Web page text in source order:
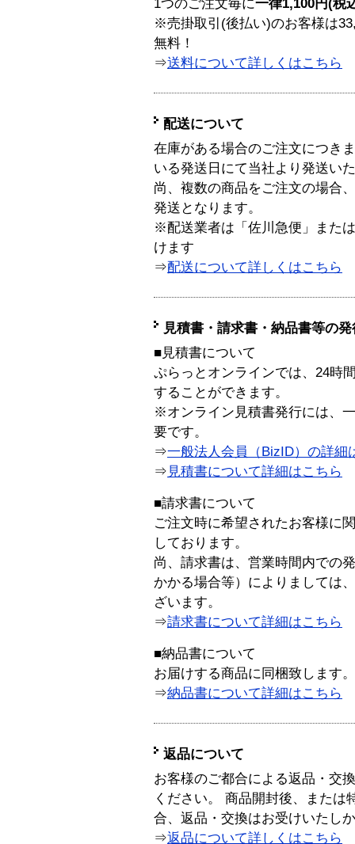
1つのご注文毎に一律1,100円(税
※売掛取引(後払い)のお客様は
無料！
⇒送料について詳しくはこちら
配送について
在庫がある場合のご注文につき
いる発送日にて当社より発送い
尚、複数の商品をご注文の場合
発送となります。
※配送業者は「佐川急便」また
けます
⇒配送について詳しくはこちら
見積書・請求書・納品書等の
■見積書について
ぷらっとオンラインでは、24時
することができます。
※オンライン見積書発行には、
要です。
⇒一般法人会員（BizID）の詳細
⇒ 見積書について詳細はこちら
■請求書について
ご注文時に希望されたお客様に
しております。
尚、請求書は、営業時間内での
かかる場合等）によりましては
ざいます。
⇒請求書について詳細はこちら
■納品書について
お届けする商品に同梱致します。
⇒納品書について詳細はこちら
返品について
お客様のご都合による返品・交
ください。 商品開封後、または
合、返品・交換はお受けいたし
⇒返品について詳しくはこちら